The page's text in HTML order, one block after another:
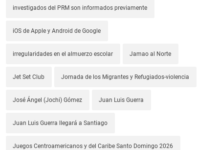
investigados del PRM son informados previamente
iOS de Apple y Android de Google
irregularidades en el almuerzo escolar Jamao al Norte
Jet Set Club Jornada de los Migrantes y Refugiados-violencia
José Ángel (Jochi) Gómez Juan Luis Guerra
Juan Luis Guerra llegará a Santiago
Juegos Centroamericanos y del Caribe Santo Domingo 2026